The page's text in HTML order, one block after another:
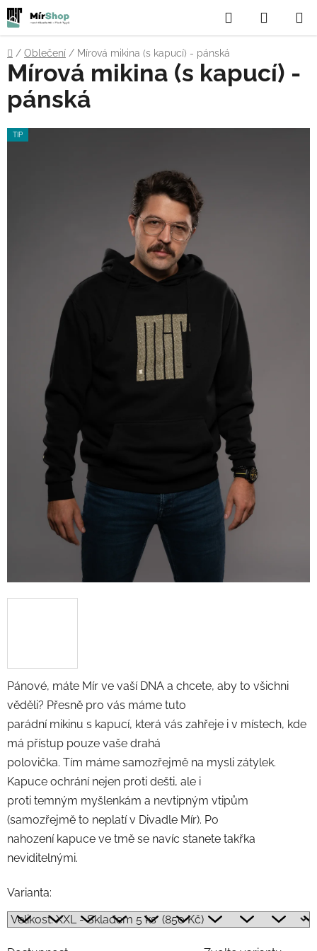
Přejít
na
obsah
Hledat
KOŠÍK
Domů
/ Oblečení / Mírová mikina (s kapucí) - pánská
Pánové, máte Mír ve vaší DNA a chcete, aby to všichni
věděli? Přesně pro vás máme tuto
parádní mikinu s kapucí, která vás zahřeje i v místech, kde
má přístup pouze vaše drahá
polovička. Tím máme samozřejmě na mysli zátylek.
Kapuce ochrání nejen proti dešti, ale i
proti temným myšlenkám a nevtipným vtipům
(samozřejmě to neplatí v Divadle Mír). Po
nahození kapuce ve tmě se navíc stanete takřka
neviditelnými.
Varianta:
Mírová mikina (s kapucí) -
pánská
TIP